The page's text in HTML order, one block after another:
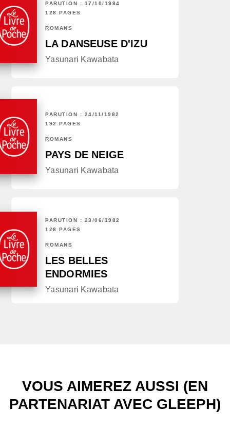
PARUTION : 17/10/1984
128 PAGES
ROMANS
LA DANSEUSE D'IZU
Yasunari Kawabata
PARUTION : 24/11/1982
192 PAGES
ROMANS
PAYS DE NEIGE
Yasunari Kawabata
PARUTION : 23/06/1982
128 PAGES
ROMANS
LES BELLES
ENDORMIES
Yasunari Kawabata
VOUS AIMEREZ AUSSI (EN
PARTENARIAT AVEC GLEEPH)